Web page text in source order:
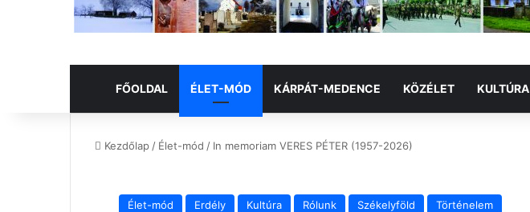
FŐOLDAL ÉLET-MÓD KÁRPÁT-MEDENCE KÖZÉLET KULTÚRA
Kezdőlap / Élet-mód / In memoriam VERES PÉTER (1957-2026)
Élet-mód Erdély Kultúra Rólunk Székelyföld Történelem